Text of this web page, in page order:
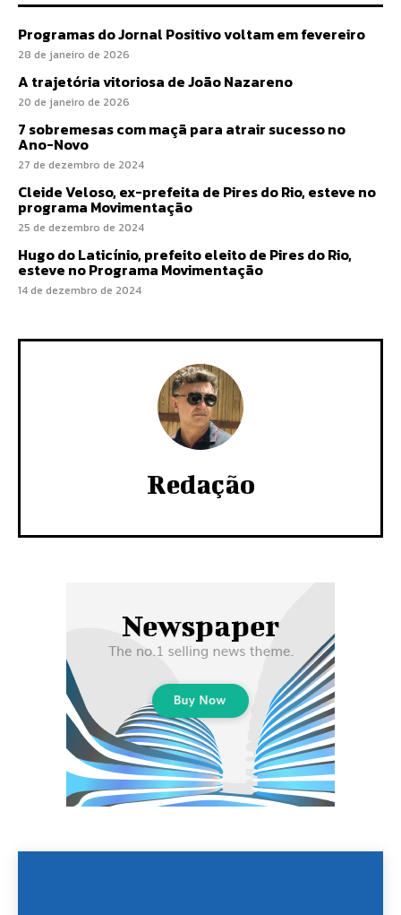
Programas do Jornal Positivo voltam em fevereiro
28 de janeiro de 2026
A trajetória vitoriosa de João Nazareno
20 de janeiro de 2026
7 sobremesas com maçã para atrair sucesso no
Ano-Novo
27 de dezembro de 2024
Cleide Veloso, ex-prefeita de Pires do Rio, esteve no
programa Movimentação
25 de dezembro de 2024
Hugo do Laticínio, prefeito eleito de Pires do Rio,
esteve no Programa Movimentação
14 de dezembro de 2024
Redação